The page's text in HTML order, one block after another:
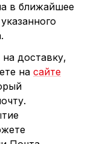
в ближайшее
на доставку,
на сайте